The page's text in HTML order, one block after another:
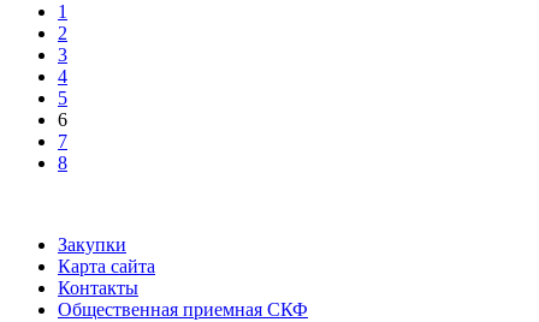
1
2
3
4
5
6
7
8
Закупки
Карта сайта
Контакты
Общественная приемная СКФ